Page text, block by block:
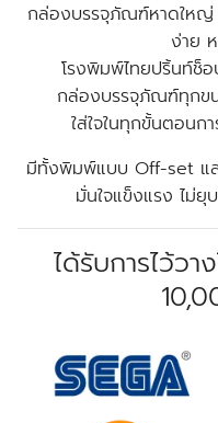
กล่องบรรจุภัณฑ์หาดใหญ่
ง่าย
โรงพิมพ์ไทยปริ้นท์ช็
กล่องบรรจุภัณฑ์ทุกข
ใส่ใจในทุกขั้นตอน
มีทั้งพิมพ์แบบ Off-set แ
มั่นใจแข็งแรง ไม่
ได้รับการไว้วา